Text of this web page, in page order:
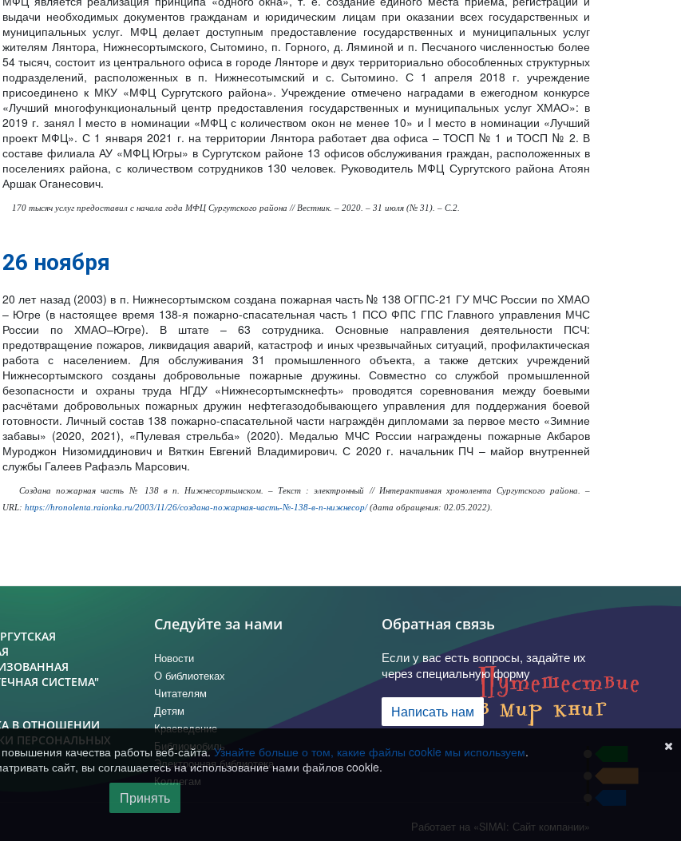
выдачи необходимых документов гражданам и юридическим лицам при оказании всех государственных и
муниципальных услуг. МФЦ делает доступным предоставление государственных и муниципальных услуг
жителям Лянтора, Нижнесортымского, Сытомино, п. Горного, д. Ляминой и п. Песчаного численностью более
54 тысяч, состоит из центрального офиса в городе Лянторе и двух территориально обособленных структурных
подразделений, расположенных в п. Нижнесотымский и с. Сытомино. С 1 апреля 2018 г. учреждение
присоединено к МКУ «МФЦ Сургутского района». Учреждение отмечено наградами в ежегодном конкурсе
«Лучший многофункциональный центр предоставления государственных и муниципальных услуг ХМАО»: в
2019 г. занял I место в номинации «МФЦ с количеством окон не менее 10» и I место в номинации «Лучший
проект МФЦ». С 1 января 2021 г. на территории Лянтора работает два офиса – ТОСП № 1 и ТОСП № 2. В
составе филиала АУ «МФЦ Югры» в Сургутском районе 13 офисов обслуживания граждан, расположенных в
поселениях района, с количеством сотрудников 130 человек. Руководитель МФЦ Сургутского района Атоян
Аршак Оганесович.
170 тысяч услуг предоставил с начала года МФЦ Сургутского района // Вестник. – 2020. – 31 июля (№ 31). – С.2.
26 ноября
20 лет назад (2003) в п. Нижнесортымском создана пожарная часть № 138 ОГПС-21 ГУ МЧС России по ХМАО
– Югре (в настоящее время 138-я пожарно-спасательная часть 1 ПСО ФПС ГПС Главного управления МЧС
России по ХМАО–Югре). В штате – 63 сотрудника. Основные направления деятельности ПСЧ:
предотвращение пожаров, ликвидация аварий, катастроф и иных чрезвычайных ситуаций, профилактическая
работа с населением. Для обслуживания 31 промышленного объекта, а также детских учреждений
Нижнесортымского созданы добровольные пожарные дружины. Совместно со службой промышленной
безопасности и охраны труда НГДУ «Нижнесортымскнефть» проводятся соревнования между боевыми
расчётами добровольных пожарных дружин нефтегазодобывающего управления для поддержания боевой
готовности. Личный состав 138 пожарно-спасательной части награждён дипломами за первое место «Зимние
забавы» (2020, 2021), «Пулевая стрельба» (2020). Медалью МЧС России награждены пожарные Акбаров
Муроджон Низомиддинович и Вяткин Евгений Владимирович. С 2020 г. начальник ПЧ – майор внутренней
службы Галеев Рафаэль Марсович.
Создана пожарная часть № 138 в п. Нижнесортымском. – Текст : электронный // Интерактивная хронолента Сургутского района. –
URL: https://hronolenta.raionka.ru/2003/11/26/создана-пожарная-часть-№-138-в-п-нижнесор/(дата обращения: 02.05.2022).
СИСТЕМА"
В ОТНОШЕНИИ
ПЕРСОНАЛЬНЫХ
Следуйте за нами
Новости
О библиотеках
Читателям
Детям
Краеведение
Библиомобиль
Электронная библиотека
Коллегам
Обратная связь
Если у вас есть вопросы, задайте их
через специальную форму
Написать нам
Работает на «SIMAI: Сайт компании»
качества работы веб-сайта.Узнайте больше о том, какие файлы cookie мы используем.
сайт, вы соглашаетесь на использование нами файлов cookie.
Принять